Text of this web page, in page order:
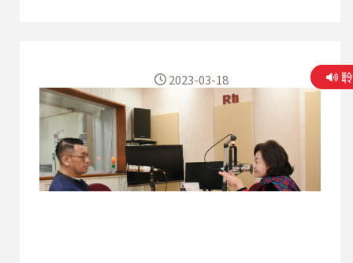
建築觀念美學 》、《 歐洲魅力新建築 》、《看見
北美當代建築》等書，長期關心全球當代建築與城
市發展。 張教授倡導城市就像品牌需要用心經營，
唯有不斷的營造清晰的城市特質，專注建築創意與
環境品質的城市，方有機會在新世紀全球競爭下取
得主導的位置。而在建築教育上，張教授著重生活
美學與文化素養的紮根與養成，從歷史、人文、藝
術、科技等發展方面，讓學生理解建築美學的演進
2023-03-18